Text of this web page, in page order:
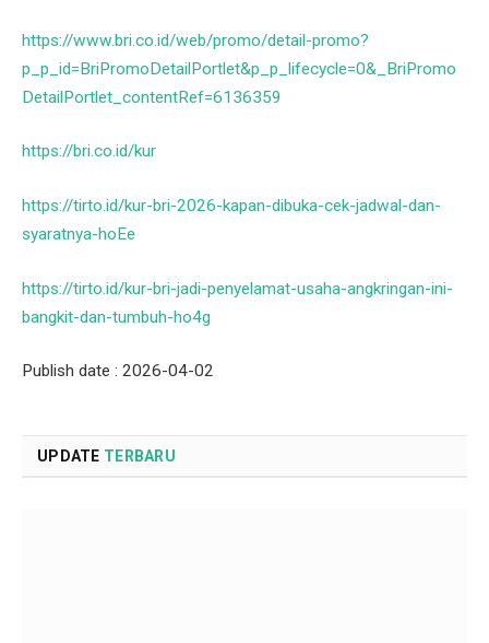
https://www.bri.co.id/web/promo/detail-promo?
p_p_id=BriPromoDetailPortlet&p_p_lifecycle=0&_BriPromo
DetailPortlet_contentRef=6136359
https://bri.co.id/kur
https://tirto.id/kur-bri-2026-kapan-dibuka-cek-jadwal-dan-
syaratnya-hoEe
https://tirto.id/kur-bri-jadi-penyelamat-usaha-angkringan-ini-
bangkit-dan-tumbuh-ho4g
Publish date : 2026-04-02
UPDATE TERBARU